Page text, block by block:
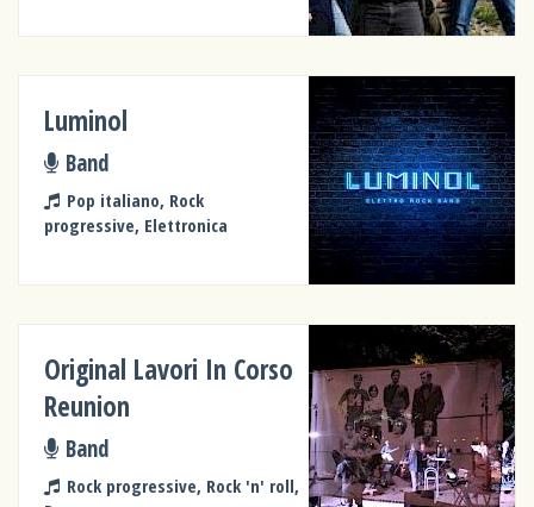
Luminol
Band
Pop italiano, Rock
progressive, Elettronica
Original Lavori In Corso
Reunion
Band
Rock progressive, Rock 'n' roll,